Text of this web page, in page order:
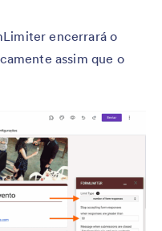
encerrará o
assim que o